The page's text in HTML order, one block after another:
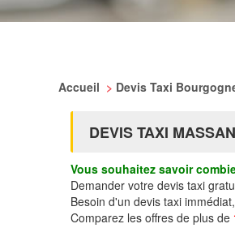
Accueil > Devis Taxi
DEVIS TAXI
Vous souhaitez savoir
Demander votre devis taxi
Besoin d'un devis taxi
Comparez les offres de plus de